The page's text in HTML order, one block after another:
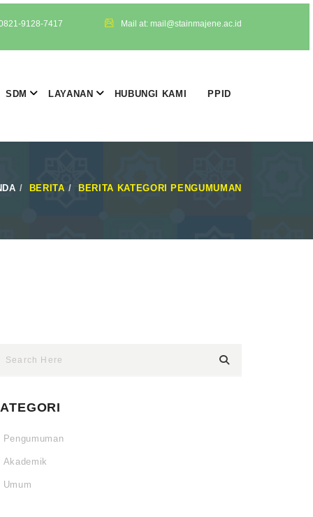
9128-7417 Mail at: mail@stainmajene.ac.id
SDM LAYANAN HUBUNGI KAMI PPID
BERITA BERITA KATEGORI PENGUMUMAN
Pengumuman
Akademik
Umum